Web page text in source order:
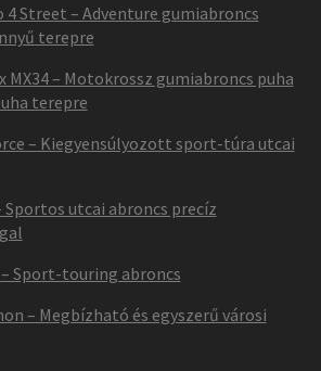
4 Street – Adventure gumiabroncs
terepre
MX34 – Motokrossz gumiabroncs puha
terepre
– Kiegyensúlyozott sport-túra utcai
Sportos utcai abroncs precíz
– Sport-touring abroncs
– Megbízható és egyszerű városi